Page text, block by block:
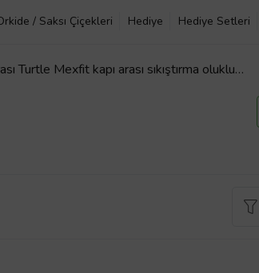
/ Saksı Çiçekleri Hediye Hediye Setleri
Mexfit kapı arası sıkıştırma oluklu